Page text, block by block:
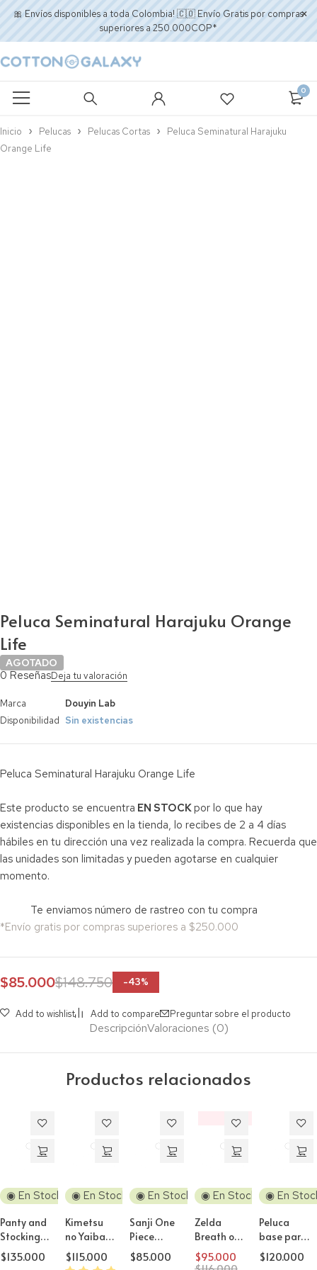
🎀 Envíos disponibles a toda Colombia! 🇨🇴 Envío Gratis por compras
superiores a 250.000COP*
0
Inicio Pelucas Pelucas Cortas
Peluca Seminatural Harajuku
Orange Life
Peluca Seminatural Harajuku Orange
Life
AGOTADO
0 ReseñasDeja tu valoración
Marca
Douyin Lab
Disponibilidad Sin existencias
Peluca Seminatural Harajuku Orange Life
Este producto se encuentra EN STOCKpor lo que hay
existencias disponibles en la tienda, lo recibes de 2 a 4 días
hábiles en tu dirección una vez realizada la compra. Recuerda que
las unidades son limitadas y pueden agotarse en cualquier
momento.
Te enviamos número de rastreo con tu compra
*Envío gratis por compras superiores a $250.000
$148.750
$85.000 -43%
Add to wishlist Add to compare Preguntar sobre el producto
DescripciónValoraciones (0)
Productos relacionados
◉ En Stock
Panty and
Stocking
peluca
cosplay
$135.000
◉ En Stock
Kimetsu
no Yaiba
Kochou
Shinobu
$115.000
◉ En Stock
Sanji One
Piece
Peluca
Cosplay
$85.000
◉ En Stock
Zelda
Breath of
the Wild
Zelda
$95.000
◉ En
Peluca
base para
Cosplay
100cm sin
$120.000